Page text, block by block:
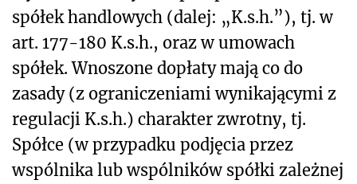
spółek handlowych (dalej: „K.s.h.”), tj. w
art. 177-180 K.s.h., oraz w umowach
spółek. Wnoszone dopłaty mają co do
zasady (z ograniczeniami wynikającymi z
regulacji K.s.h.) charakter zwrotny, tj.
Spółce (w przypadku podjęcia przez
wspólnika lub wspólników spółki zależnej